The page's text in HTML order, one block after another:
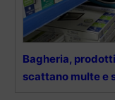
Bagheria,
scattano multe e